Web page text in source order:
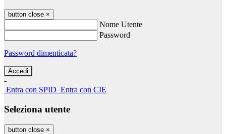
button close ×
Nome Utente
Password
Password dimenticata?
-
Entra con SPID Entra con CIE
Seleziona utente
button close ×